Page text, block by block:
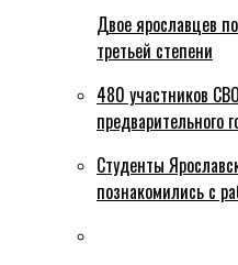
Двое ярославцев
третьей степени
480 участников
предварительного
Студенты
познакомились с